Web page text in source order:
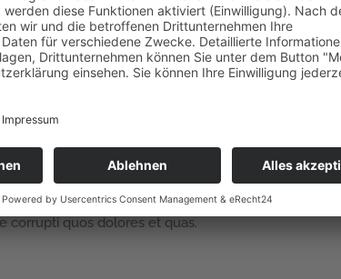
et iusto odio dignissimos ducimus qui blanditiis
corrupti quos dolores et quas.